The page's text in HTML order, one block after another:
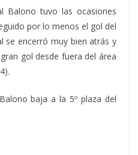
Balono tuvo las ocasiones
por lo menos el gol del
se encerró muy bien atrás y
gol desde fuera del área
baja a la 5º plaza del